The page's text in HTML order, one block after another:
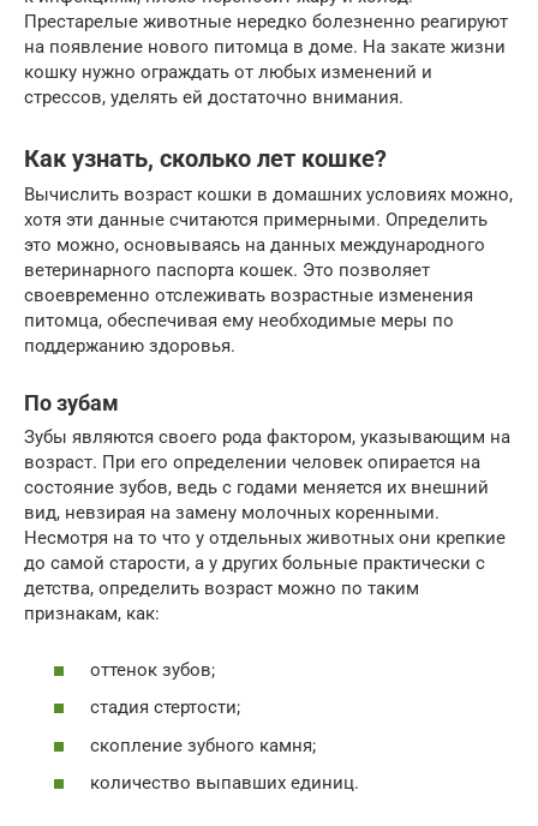
Престарелые животные нередко болезненно реагируют
на появление нового питомца в доме. На закате жизни
кошку нужно ограждать от любых изменений и
стрессов, уделять ей достаточно внимания.
Как узнать, сколько лет кошке?
Вычислить возраст кошки в домашних условиях можно,
хотя эти данные считаются примерными. Определить
это можно, основываясь на данных международного
ветеринарного паспорта кошек. Это позволяет
своевременно отслеживать возрастные изменения
питомца, обеспечивая ему необходимые меры по
поддержанию здоровья.
По зубам
Зубы являются своего рода фактором, указывающим на
возраст. При его определении человек опирается на
состояние зубов, ведь с годами меняется их внешний
вид, невзирая на замену молочных коренными.
Несмотря на то что у отдельных животных они крепкие
до самой старости, а у других больные практически с
детства, определить возраст можно по таким
признакам, как:
оттенок зубов;
стадия стертости;
скопление зубного камня;
количество выпавших единиц.